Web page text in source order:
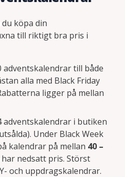
köpa din
till riktigt bra pris i
adventskalendrar till både
alla med Black Friday
ligger på mellan
adventskalendrar i butiken
Under Black Week
kalendrar på mellan 40 –
har nedsatt pris. Störst
och uppdragskalendrar.